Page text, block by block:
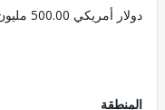
500.00 مليون